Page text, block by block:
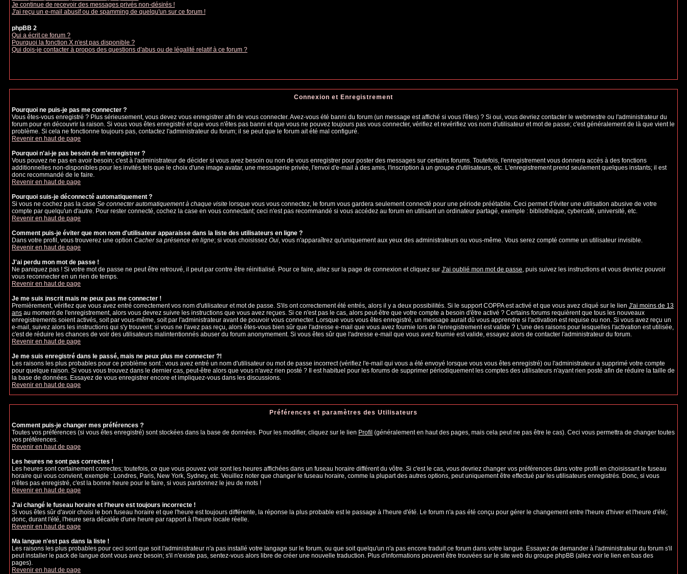
Je continue de recevoir des messages privés non-désirés !
J'ai reçu un e-mail abusif ou de spamming de quelqu'un sur ce forum !
phpBB 2
Qui a écrit ce forum ?
Pourquoi la fonction X n'est pas disponible ?
Qui dois-je contacter à propos des questions d'abus ou de légalité relatif à ce forum ?
Connexion et Enregistrement
Pourquoi ne puis-je pas me connecter ?
Vous êtes-vous enregistré ? Plus sérieusement, vous devez vous enregistrer afin de vous connecter. Avez-vous été banni du forum (un message est affiché si vous l'êtes) ? Si oui, vous devriez contacter le webmestre ou l'administrateur du
forum pour en découvrir la raison. Si vous vous êtes enregistré et que vous n'êtes pas banni et que vous ne pouvez toujours pas vous connecter, vérifiez et revérifiez vos nom d'utilisateur et mot de passe; c'est généralement de là que vient le
problème. Si cela ne fonctionne toujours pas, contactez l'administrateur du forum; il se peut que le forum ait été mal configuré.
Revenir en haut de page
Pourquoi n'ai-je pas besoin de m'enregistrer ?
Vous pouvez ne pas en avoir besoin; c'est à l'administrateur de décider si vous avez besoin ou non de vous enregistrer pour poster des messages sur certains forums. Toutefois, l'enregistrement vous donnera accès à des fonctions
additionnelles non-disponibles pour les invités tels que le choix d'une image avatar, une messagerie privée, l'envoi d'e-mail à des amis, l'inscription à un groupe d'utilisateurs, etc. L'enregistrement prend seulement quelques instants; il est
donc recommandé de le faire.
Revenir en haut de page
Pourquoi suis-je déconnecté automatiquement ?
Si vous ne cochez pas la case Se connecter automatiquement à chaque visite lorsque vous vous connectez, le forum vous gardera seulement connecté pour une période préétablie. Ceci permet d'éviter une utilisation abusive de votre
compte par quelqu'un d'autre. Pour rester connecté, cochez la case en vous connectant; ceci n'est pas recommandé si vous accédez au forum en utilisant un ordinateur partagé, exemple : bibliothèque, cybercafé, université, etc.
Revenir en haut de page
Comment puis-je éviter que mon nom d'utilisateur apparaisse dans la liste des utilisateurs en ligne ?
Dans votre profil, vous trouverez une option Cacher sa présence en ligne; si vous choisissez Oui, vous n'apparaîtrez qu'uniquement aux yeux des administrateurs ou vous-même. Vous serez compté comme un utilisateur invisible.
Revenir en haut de page
J'ai perdu mon mot de passe !
Ne paniquez pas ! Si votre mot de passe ne peut être retrouvé, il peut par contre être réinitialisé. Pour ce faire, allez sur la page de connexion et cliquez sur J'ai oublié mon mot de passe, puis suivez les instructions et vous devriez pouvoir
vous reconnecter en un rien de temps.
Revenir en haut de page
Je me suis inscrit mais ne peux pas me connecter !
Premièrement, vérifiez que vous avez entré correctement vos nom d'utilisateur et mot de passe. S'ils ont correctement été entrés, alors il y a deux possibilités. Si le support COPPA est activé et que vous avez cliqué sur le lien J'ai moins de 13
ans au moment de l'enregistrement, alors vous devrez suivre les instructions que vous avez reçues. Si ce n'est pas le cas, alors peut-être que votre compte a besoin d'être activé ? Certains forums requièrent que tous les nouveaux
enregistrements soient activés, soit par vous-même, soit par l'administrateur avant de pouvoir vous connecter. Lorsque vous vous êtes enregistré, un message aurait dû vous apprendre si l'activation est requise ou non. Si vous avez reçu un
e-mail, suivez alors les instructions qui s'y trouvent; si vous ne l'avez pas reçu, alors êtes-vous bien sûr que l'adresse e-mail que vous avez fournie lors de l'enregistrement est valide ? L'une des raisons pour lesquelles l'activation est utilisée,
c'est de réduire les chances de voir des utilisateurs malintentionnés abuser du forum anonymement. Si vous êtes sûr que l'adresse e-mail que vous avez fournie est valide, essayez alors de contacter l'administrateur du forum.
Revenir en haut de page
Je me suis enregistré dans le passé, mais ne peux plus me connecter ?!
Les raisons les plus probables pour ce problème sont : vous avez entré un nom d'utilisateur ou mot de passe incorrect (vérifiez l'e-mail qui vous a été envoyé lorsque vous vous êtes enregistré) ou l'administrateur a supprimé votre compte
pour quelque raison. Si vous vous trouvez dans le dernier cas, peut-être alors que vous n'avez rien posté ? Il est habituel pour les forums de supprimer périodiquement les comptes des utilisateurs n'ayant rien posté afin de réduire la taille de
la base de données. Essayez de vous enregistrer encore et impliquez-vous dans les discussions.
Revenir en haut de page
Préférences et paramètres des Utilisateurs
Comment puis-je changer mes préférences ?
Toutes vos préférences (si vous êtes enregistré) sont stockées dans la base de données. Pour les modifier, cliquez sur le lien Profil (généralement en haut des pages, mais cela peut ne pas être le cas). Ceci vous permettra de changer toutes
vos préférences.
Revenir en haut de page
Les heures ne sont pas correctes !
Les heures sont certainement correctes; toutefois, ce que vous pouvez voir sont les heures affichées dans un fuseau horaire différent du vôtre. Si c'est le cas, vous devriez changer vos préférences dans votre profil en choisissant le fuseau
horaire qui vous convient, exemple : Londres, Paris, New York, Sydney, etc. Veuillez noter que changer le fuseau horaire, comme la plupart des autres options, peut uniquement être effectué par les utilisateurs enregistrés. Donc, si vous
n'êtes pas enregistré, c'est la bonne heure pour le faire, si vous pardonnez le jeu de mots !
Revenir en haut de page
J'ai changé le fuseau horaire et l'heure est toujours incorrecte !
Si vous êtes sûr d'avoir choisi le bon fuseau horaire et que l'heure est toujours différente, la réponse la plus probable est le passage à l'heure d'été. Le forum n'a pas été conçu pour gérer le changement entre l'heure d'hiver et l'heure d'été;
donc, durant l'été, l'heure sera décalée d'une heure par rapport à l'heure locale réelle.
Revenir en haut de page
Ma langue n'est pas dans la liste !
Les raisons les plus probables pour ceci sont que soit l'administrateur n'a pas installé votre langage sur le forum, ou que soit quelqu'un n'a pas encore traduit ce forum dans votre langue. Essayez de demander à l'administrateur du forum s'il
peut installer le pack de langue dont vous avez besoin; s'il n'existe pas, sentez-vous alors libre de créer une nouvelle traduction. Plus d'informations peuvent être trouvées sur le site web du groupe phpBB (allez voir le lien en bas des
pages).
Revenir en haut de page